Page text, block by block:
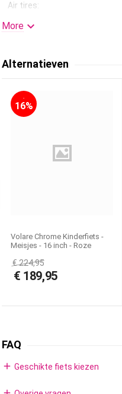
Air tires:
Basket:
Handlebar height adjustable:
Suspension:
Gears:
More 
Alternatieven
-
16%
Volare Chrome Kinderfiets -
Meisjes - 16 inch - Roze
€224,95
€ 189,95
FAQ
add Geschikte fiets kiezen